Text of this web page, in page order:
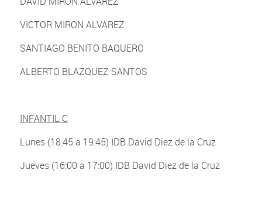
VICTOR MIRON ALVAREZ
SANTIAGO BENITO BAQUERO
ALBERTO BLAZQUEZ SANTOS
INFANTIL C
Lunes (18:45 a 19:45) IDB David Diez de la Cruz
Jueves (16:00 a 17:00) IDB David Diez de la Cruz